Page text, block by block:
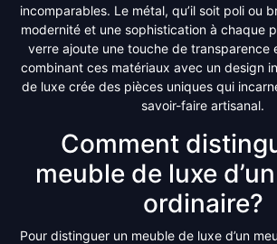
incomparables. Le métal, qu’il soit poli ou
modernité et une sophistication à chaque
verre ajoute une touche de transparence
combinant ces matériaux avec un design
de luxe crée des pièces uniques qui
savoir-faire artisanal.
Comment
meuble de luxe
ordinaire?
Pour distinguer un meuble de luxe d’un